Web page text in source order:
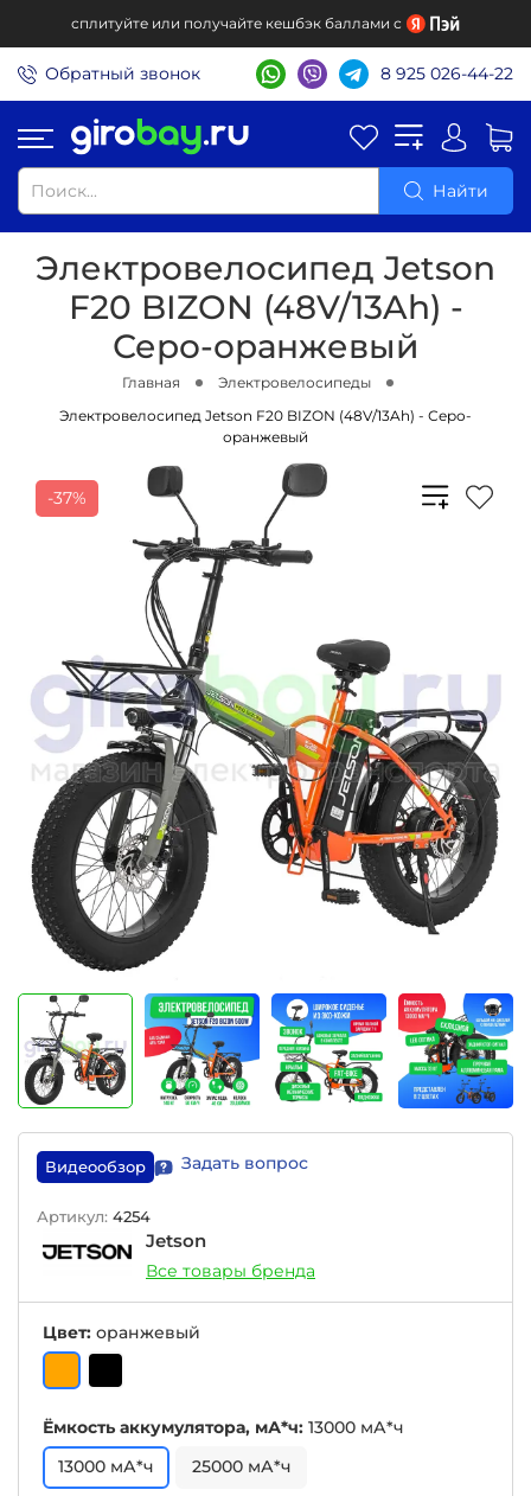
сплитуйте или получайте кешбэк баллами с
Обратный звонок 8 925 026-44-22
Найти
Электровелосипед Jetson
F20 BIZON (48V/13Ah) -
Серо-оранжевый
Главная
Электровелосипеды
Электровелосипед Jetson F20 BIZON (48V/13Ah) - Серо-
оранжевый
-37%
Видеообзор Задать вопрос
Артикул: 4254
Jetson
Все товары бренда
Цвет: оранжевый
Ёмкость аккумулятора, мА*ч: 13000 мА*ч
13000 мА*ч
25000 мА*ч